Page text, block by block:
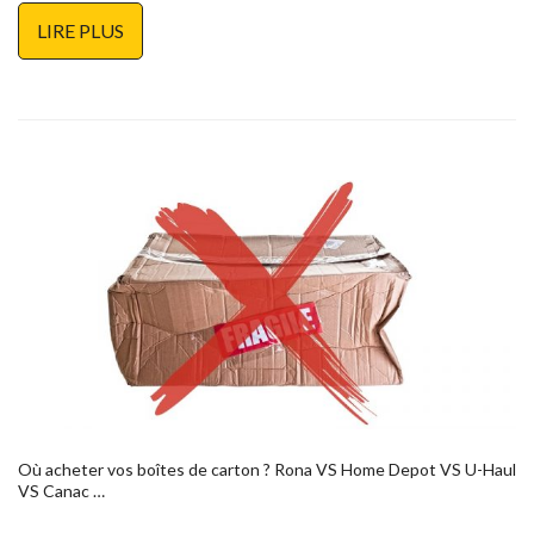
LIRE PLUS
Où acheter vos boîtes de carton ? Rona VS Home Depot VS U-Haul
VS Canac …